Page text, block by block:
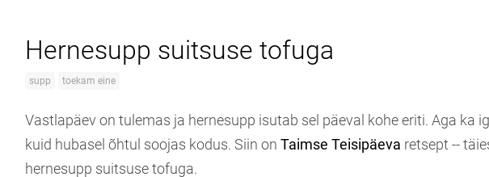
Hernesupp suitsuse tofuga
supp toekam eine
Vastlapäev on tulemas ja hernesupp isutab sel päeval kohe eriti. Aga ka
kuid hubasel õhtul soojas kodus. Siin on Taimse Teisipäeva retsept --
hernesupp suitsuse tofuga.